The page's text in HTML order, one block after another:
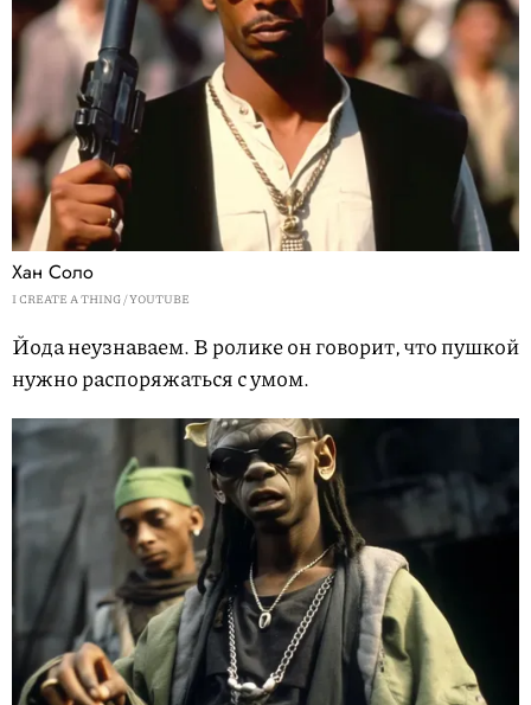
Хан Соло
I CREATE A THING / YOUTUBE
Йода неузнаваем. В ролике он говорит, что пушкой
нужно распоряжаться с умом.